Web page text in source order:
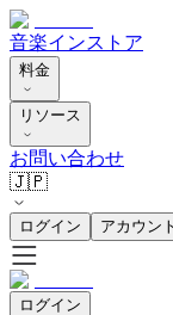
音楽インストア
料金
リソース
お問い合わせ
🇯🇵
ログイン アカウン
ログイン